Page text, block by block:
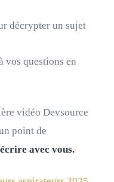
décrypter un sujet
vos questions en
vidéo Devsource
point de
avec vous.